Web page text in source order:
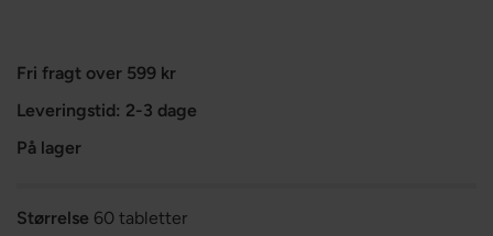
Fri fragt over 599 kr
Leveringstid: 2-3 dage
På lager
Størrelse 60 tabletter